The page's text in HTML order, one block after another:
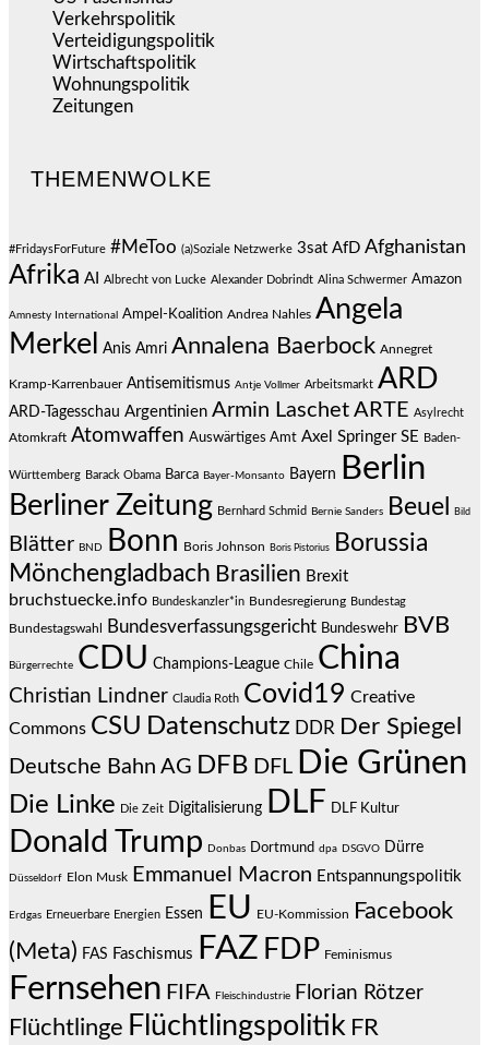
Verkehrspolitik
Verteidigungspolitik
Wirtschaftspolitik
Wohnungspolitik
Zeitungen
THEMENWOLKE
#FridaysForFuture #MeToo (a)Soziale Netzwerke 3sat AfD Afghanistan
Afrika AI Albrecht von Lucke Alexander Dobrindt Alina Schwermer Amazon
Amnesty International Ampel-Koalition Andrea Nahles Angela
Merkel
Anis Amri Annalena Baerbock Annegret
Kramp-Karrenbauer Antisemitismus Antje Vollmer Arbeitsmarkt ARD
ARD-Tagesschau Argentinien Armin Laschet ARTE Asylrecht
Atomkraft Atomwaffen Auswärtiges Amt Axel Springer SE Baden-
Württemberg Barack Obama Barca Bayer-Monsanto Bayern Berlin
Berliner Zeitung Bernhard Schmid Bernie Sanders Beuel Bild
Blätter BND Bonn Boris Johnson Boris Pistorius
Borussia
Mönchengladbach Brasilien Brexit
bruchstuecke.info Bundeskanzler*in Bundesregierung Bundestag
Bundestagswahl Bundesverfassungsgericht Bundeswehr BVB
Bürgerrechte CDU Champions-League Chile China
Christian Lindner Claudia Roth Covid19 Creative
Commons CSU Datenschutz DDR Der Spiegel
Deutsche Bahn AG DFB DFL Die Grünen
Die Linke Die Zeit Digitalisierung DLF DLF Kultur
Donald Trump Donbas Dortmund dpa DSGVO Dürre
Düsseldorf Elon Musk Emmanuel Macron Entspannungspolitik
Erdgas Erneuerbare Energien Essen EU EU-Kommission
Facebook
(Meta) FAS Faschismus FAZ FDP Feminismus
Fernsehen FIFA Fleischindustrie Florian Rötzer
Flüchtlinge Flüchtlingspolitik FR